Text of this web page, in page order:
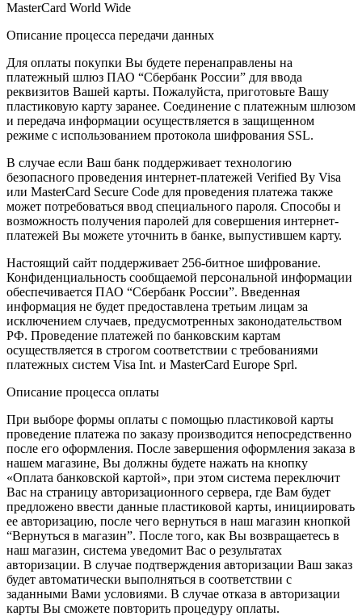
MasterCard World Wide
Описание процесса передачи данных
Для оплаты покупки Вы будете перенаправлены на
платежный шлюз ПАО “Сбербанк России” для ввода
реквизитов Вашей карты. Пожалуйста, приготовьте Вашу
пластиковую карту заранее. Соединение с платежным шлюзом
и передача информации осуществляется в защищенном
режиме с использованием протокола шифрования SSL.
В случае если Ваш банк поддерживает технологию
безопасного проведения интернет-платежей Verified By Visa
или MasterCard Secure Code для проведения платежа также
может потребоваться ввод специального пароля. Способы и
возможность получения паролей для совершения интернет-
платежей Вы можете уточнить в банке, выпустившем карту.
Настоящий сайт поддерживает 256-битное шифрование.
Конфиденциальность сообщаемой персональной информации
обеспечивается ПАО “Сбербанк России”. Введенная
информация не будет предоставлена третьим лицам за
исключением случаев, предусмотренных законодательством
РФ. Проведение платежей по банковским картам
осуществляется в строгом соответствии с требованиями
платежных систем Visa Int. и MasterCard Europe Sprl.
Описание процессa оплаты
При выборе формы оплаты с помощью пластиковой карты
проведение платежа по заказу производится непосредственно
после его оформления. После завершения оформления заказа в
нашем магазине, Вы должны будете нажать на кнопку
«Оплата банковской картой», при этом система переключит
Вас на страницу авторизационного сервера, где Вам будет
предложено ввести данные пластиковой карты, инициировать
ее авторизацию, после чего вернуться в наш магазин кнопкой
“Вернуться в магазин”. После того, как Вы возвращаетесь в
наш магазин, система уведомит Вас о результатах
авторизации. В случае подтверждения авторизации Ваш заказ
будет автоматически выполняться в соответствии с
заданными Вами условиями. В случае отказа в авторизации
карты Вы сможете повторить процедуру оплаты.